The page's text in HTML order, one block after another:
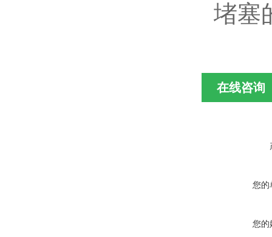
堵塞
在线咨询
您的
您的